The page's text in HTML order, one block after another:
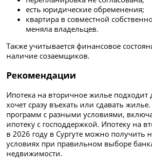
есть юридические обременения;
квартира в совместной
меняла владельцев.
Также учитывается финансовое
наличие созаемщиков.
Рекомендации
Ипотека на вторичное жилье подходит
хочет сразу въехать или сдавать
программ с разными условиями,
ипотеку с господдержкой. Ипотеку на
в 2026 году в Сургуте можно получить
условиях при правильном выборе
недвижимости.